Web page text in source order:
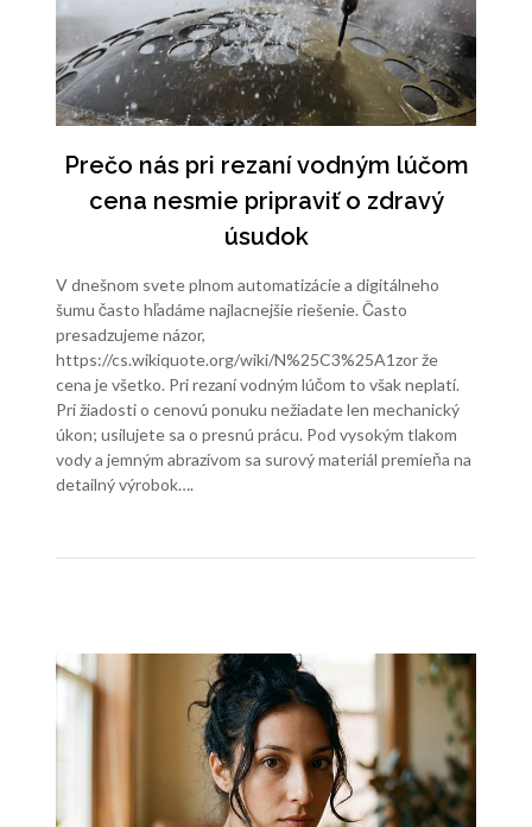
Prečo nás pri rezaní vodným lúčom
cena nesmie pripraviť o zdravý
úsudok
V dnešnom svete plnom automatizácie a digitálneho
šumu často hľadáme najlacnejšie riešenie. Často
presadzujeme názor,
https://cs.wikiquote.org/wiki/N%25C3%25A1zor že
cena je všetko. Pri rezaní vodným lúčom to však neplatí.
Pri žiadosti o cenovú ponuku nežiadate len mechanický
úkon; usilujete sa o presnú prácu. Pod vysokým tlakom
vody a jemným abrazívom sa surový materiál premieňa na
detailný výrobok….